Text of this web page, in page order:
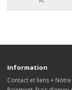
Information
Contact et liens +